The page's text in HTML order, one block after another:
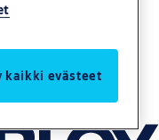
kaikki evästeet